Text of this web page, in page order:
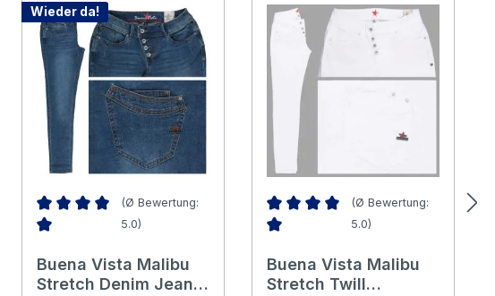
Wieder da!
(Ø Bewertung:
5.0)
Buena Vista Malibu
Stretch Denim Jeans
(Ø Bewertung:
5.0)
Buena Vista Malibu
Stretch Twill